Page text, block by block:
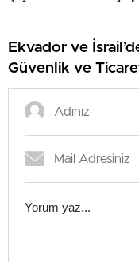
Ekvador ve
Güvenlik ve